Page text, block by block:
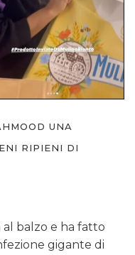
UNA
RIPIENI DI
balzo e ha fatto
gigante di